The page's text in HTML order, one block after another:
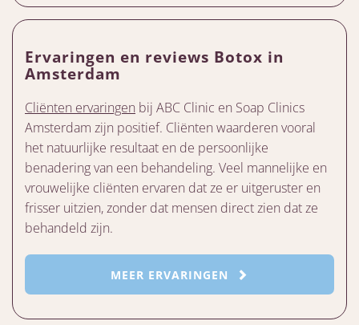
Ervaringen en reviews Botox in
Amsterdam
Cliënten ervaringen bij ABC Clinic en Soap Clinics
Amsterdam zijn positief. Cliënten waarderen vooral
het natuurlijke resultaat en de persoonlijke
benadering van een behandeling. Veel mannelijke en
vrouwelijke cliënten ervaren dat ze er uitgeruster en
frisser uitzien, zonder dat mensen direct zien dat ze
behandeld zijn.
MEER ERVARINGEN